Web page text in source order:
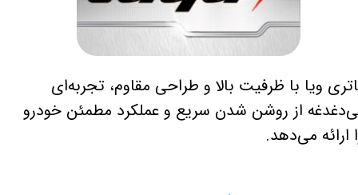
ویا با ظرفیت بالا و طراحی مقاوم، تجربه‌ای
از روشن شدن سریع و عملکرد مطمئن خودرو
ارائه می‌دهد.